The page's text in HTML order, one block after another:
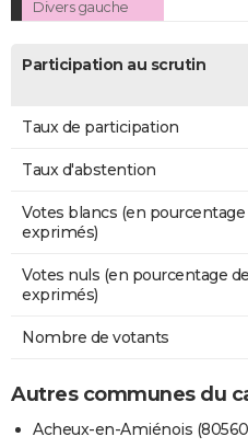
Divers gauche
Participation au scrutin
Taux de participation
Taux d'abstention
Votes blancs (en
exprimés)
Votes nuls (en pourcentage
exprimés)
Nombre de votants
Autres communes du
Acheux-en-Amiénois